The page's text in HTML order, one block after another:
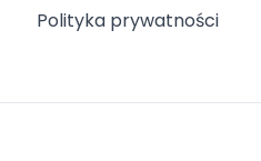
Polityka prywatności